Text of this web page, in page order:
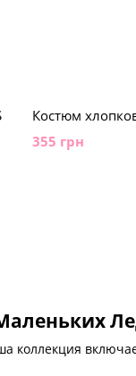
коллекция
Костюм
355 грн